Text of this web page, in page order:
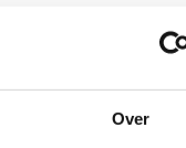
Over
naar een